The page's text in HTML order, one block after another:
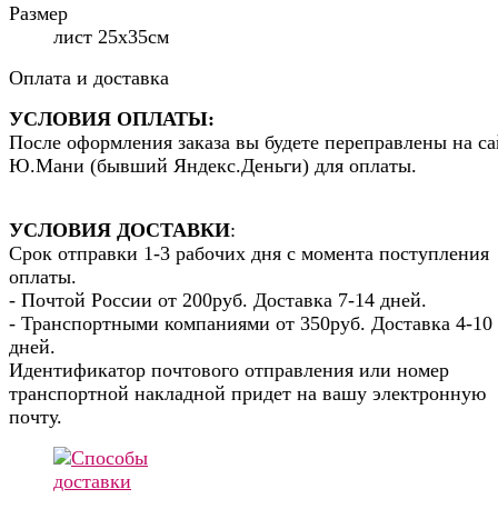
Размер
лист 25х35см
Оплата и доставка
УСЛОВИЯ ОПЛАТЫ:
После оформления заказа вы будете переправлены на
Ю.Мани (бывший Яндекс.Деньги) для оплаты.
УСЛОВИЯ ДОСТАВКИ:
Срок отправки 1-3 рабочих дня с момента поступления
оплаты.
- Почтой России от 200руб. Доставка 7-14 дней.
- Транспортными компаниями от 350руб. Доставка 4-10
дней.
Идентификатор почтового отправления или номер
транспортной накладной придет на вашу электронную
почту.